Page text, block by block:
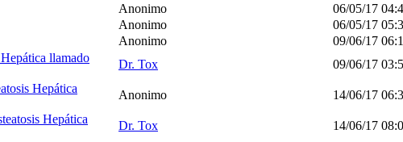
Anonimo 06/05/17
Anonimo 06/05/17
Anonimo 09/06/17
llamado
Dr. Tox 09/06/17
Hepática
Anonimo 14/06/17
Hepática
Dr. Tox 14/06/17